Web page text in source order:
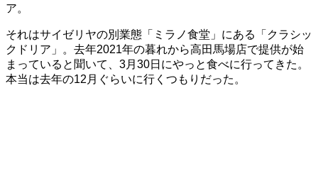
ア。
それはサイゼリヤの別業態「ミラノ食堂」にある「クラシッ
クドリア」。去年2021年の暮れから高田馬場店で提供が始
まっていると聞いて、3月30日にやっと食べに行ってきた。
本当は去年の12月ぐらいに行くつもりだった。